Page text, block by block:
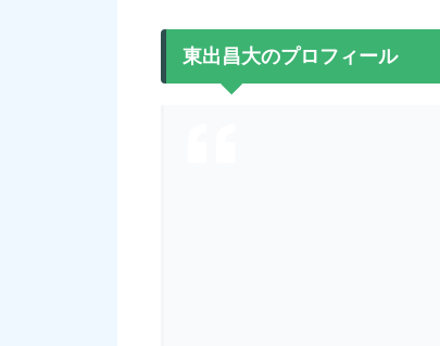
東出昌大のプロフィール